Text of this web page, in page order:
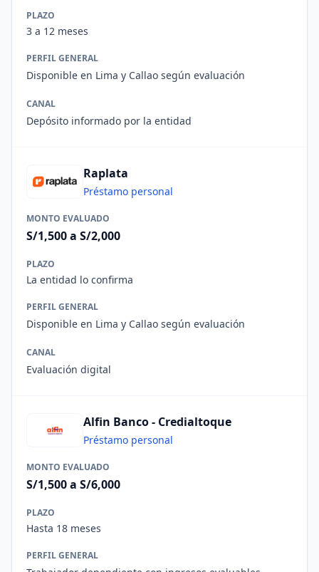
PLAZO
3 a 12 meses
PERFIL GENERAL
Disponible en Lima y Callao según evaluación
CANAL
Depósito informado por la entidad
Raplata
Préstamo personal
MONTO EVALUADO
S/1,500 a S/2,000
PLAZO
La entidad lo confirma
PERFIL GENERAL
Disponible en Lima y Callao según evaluación
CANAL
Evaluación digital
Alfin Banco - Credialtoque
Préstamo personal
MONTO EVALUADO
S/1,500 a S/6,000
PLAZO
Hasta 18 meses
PERFIL GENERAL